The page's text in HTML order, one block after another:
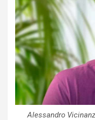
Alessandro